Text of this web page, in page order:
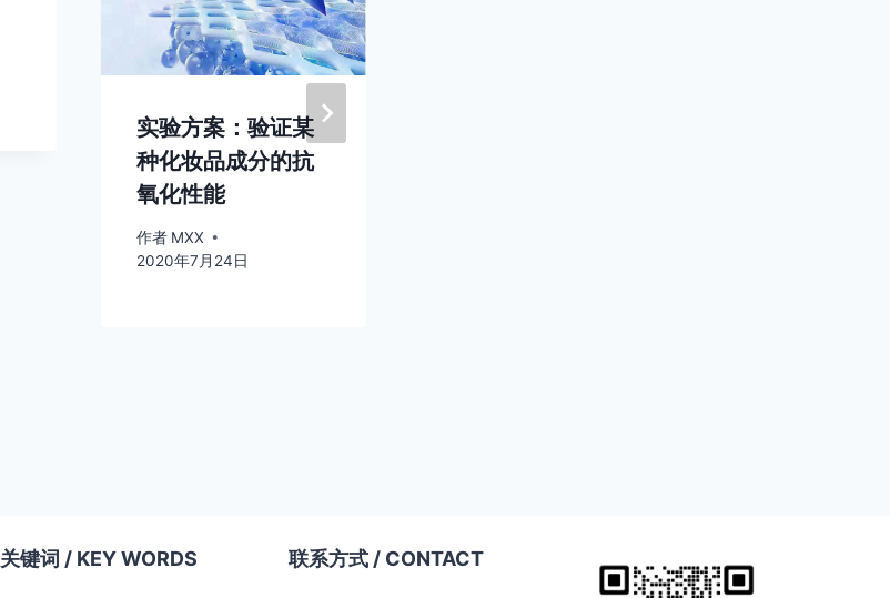
实验方案：验证某
种化妆品成分的抗
氧化性能
作者 MXX
2020年7月24日
关键词 /KEY WORDS 联系方式 / CONTACT